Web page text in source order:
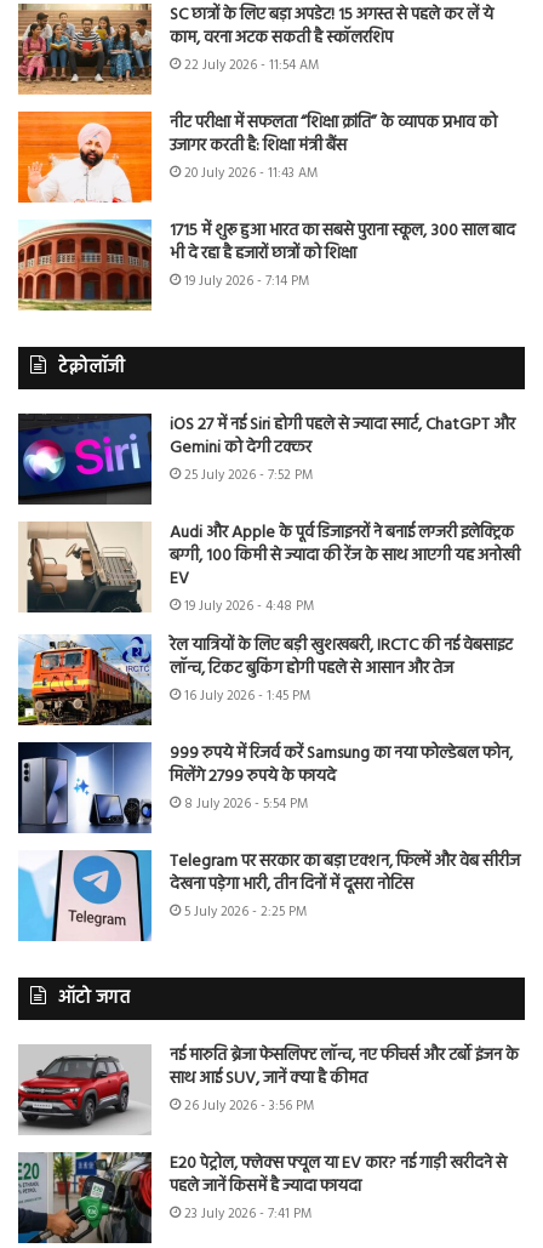
SC छात्रों के लिए बड़ा अपडेट! 15 अगस्त से पहले कर लें ये
काम, वरना अटक सकती है स्कॉलरशिप
22 July 2026 - 11:54 AM
नीट परीक्षा में सफलता “शिक्षा क्रांति” के व्यापक प्रभाव को
उजागर करती है: शिक्षा मंत्री बैंस
20 July 2026 - 11:43 AM
1715 में शुरू हुआ भारत का सबसे पुराना स्कूल, 300 साल बाद
भी दे रहा है हजारों छात्रों को शिक्षा
19 July 2026 - 7:14 PM
टेक्नोलॉजी
iOS 27 में नई Siri होगी पहले से ज्यादा स्मार्ट, ChatGPT और
Gemini को देगी टक्कर
25 July 2026 - 7:52 PM
Audi और Apple के पूर्व डिजाइनरों ने बनाई लग्जरी इलेक्ट्रिक
बग्गी, 100 किमी से ज्यादा की रेंज के साथ आएगी यह अनोखी
EV
19 July 2026 - 4:48 PM
रेल यात्रियों के लिए बड़ी खुशखबरी, IRCTC की नई वेबसाइट
लॉन्च, टिकट बुकिंग होगी पहले से आसान और तेज
16 July 2026 - 1:45 PM
999 रुपये में रिजर्व करें Samsung का नया फोल्डेबल फोन,
मिलेंगे 2799 रुपये के फायदे
8 July 2026 - 5:54 PM
Telegram पर सरकार का बड़ा एक्शन, फिल्में और वेब सीरीज
देखना पड़ेगा भारी, तीन दिनों में दूसरा नोटिस
5 July 2026 - 2:25 PM
ऑटो जगत
नई मारुति ब्रेजा फेसलिफ्ट लॉन्च, नए फीचर्स और टर्बो इंजन के
साथ आई SUV, जानें क्या है कीमत
26 July 2026 - 3:56 PM
E20 पेट्रोल, फ्लेक्स फ्यूल या EV कार? नई गाड़ी खरीदने से
पहले जानें किसमें है ज्यादा फायदा
23 July 2026 - 7:41 PM